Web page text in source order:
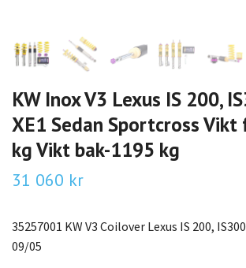
KW Inox V3 Lexus IS 200,
XE1 Sedan Sportcross
kg Vikt bak-1195 kg
31 060 kr
35257001 KW V3 Coilover Lexus IS 200,
09/05